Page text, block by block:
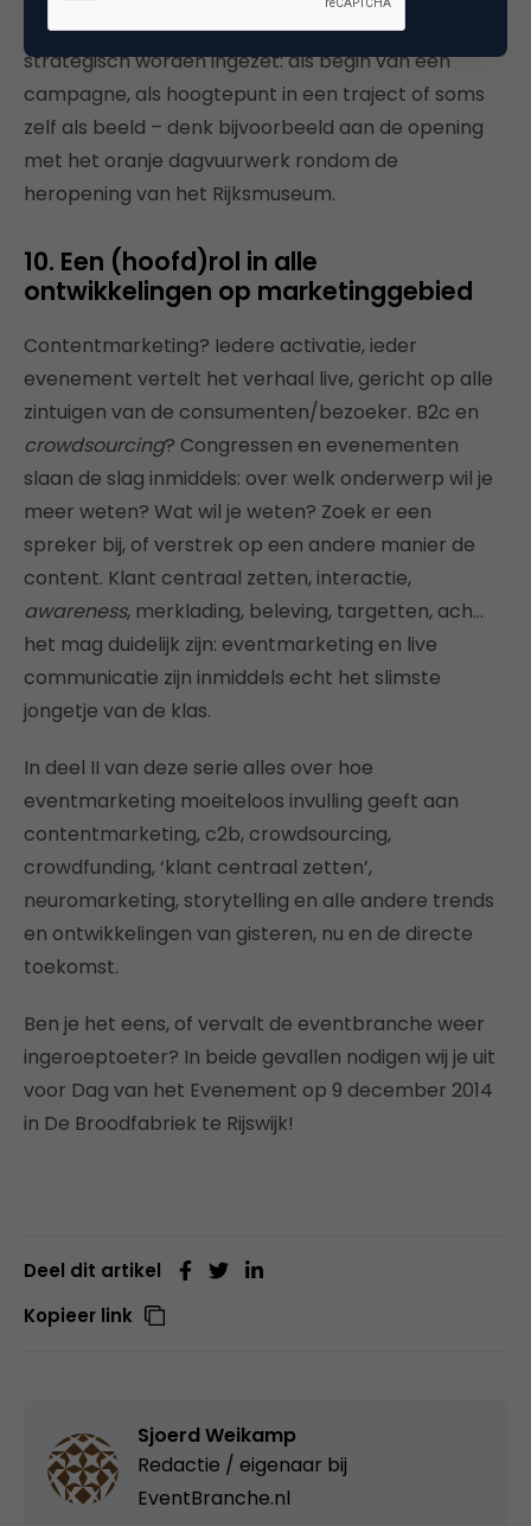
fieldmarketingen alle andere vormen van live
strategisch worden ingezet: als begin van een
campagne, als hoogtepunt in een traject of soms
zelf als beeld – denk bijvoorbeeld aan de opening
met het oranje dagvuurwerk rondom de
heropening van het Rijksmuseum.
10. Een (hoofd)rol in alle
ontwikkelingen op marketinggebied
Contentmarketing? Iedere activatie, ieder
evenement vertelt het verhaal live, gericht op alle
zintuigen van de consumenten/bezoeker. B2c en
crowdsourcing? Congressen en evenementen
slaan de slag inmiddels: over welk onderwerp wil je
meer weten? Wat wil je weten? Zoek er een
spreker bij, of verstrek op een andere manier de
content. Klant centraal zetten, interactie,
awareness, merklading, beleving, targetten, ach…
het mag duidelijk zijn: eventmarketing en live
communicatie zijn inmiddels echt het slimste
jongetje van de klas.
In deel II van deze serie alles over hoe
eventmarketing moeiteloos invulling geeft aan
contentmarketing, c2b, crowdsourcing,
crowdfunding, ‘klant centraal zetten’,
neuromarketing, storytelling en alle andere trends
en ontwikkelingen van gisteren, nu en de directe
toekomst.
Ben je het eens, of vervalt de eventbranche weer
ingeroeptoeter? In beide gevallen nodigen wij je uit
voor Dag van het Evenement op 9 december 2014
in De Broodfabriek te Rijswijk!
Deel dit artikel
Kopieer link
Sjoerd Weikamp
Redactie / eigenaar bij
EventBranche.nl